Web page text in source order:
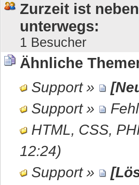
Zurzeit ist
unterwegs:
1 Besucher
Ähnliche
Support»
Support»
HTML, CSS,
12:24)
Support»